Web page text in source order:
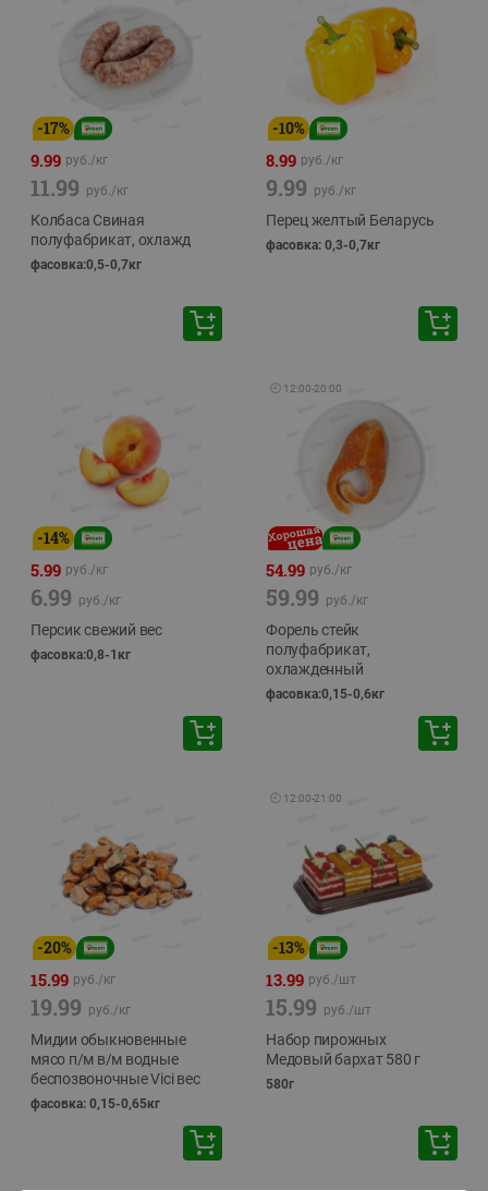
-17%
9.99 руб./кг
11.99 руб./кг
Колбаса Свиная
полуфабрикат, охлажд
фасовка:0,5-0,7кг
-10%
8.99 руб./кг
9.99 руб./кг
Перец желтый Беларусь
фасовка: 0,3-0,7кг
-14%
5.99 руб./кг
6.99 руб./кг
Персик свежий вес
фасовка:0,8-1кг
🕘 12:00-20:00
54.99 руб./кг
59.99 руб./кг
Форель стейк
полуфабрикат,
охлажденный
фасовка:0,15-0,6кг
-20%
15.99 руб./кг
19.99 руб./кг
Мидии обыкновенные
мясо п/м в/м водные
беспозвоночные Vici вес
фасовка: 0,15-0,65кг
🕘 12:00-21:00
-13%
13.99 руб./шт
15.99 руб./шт
Набор пирожных
Медовый бархат 580 г
580г